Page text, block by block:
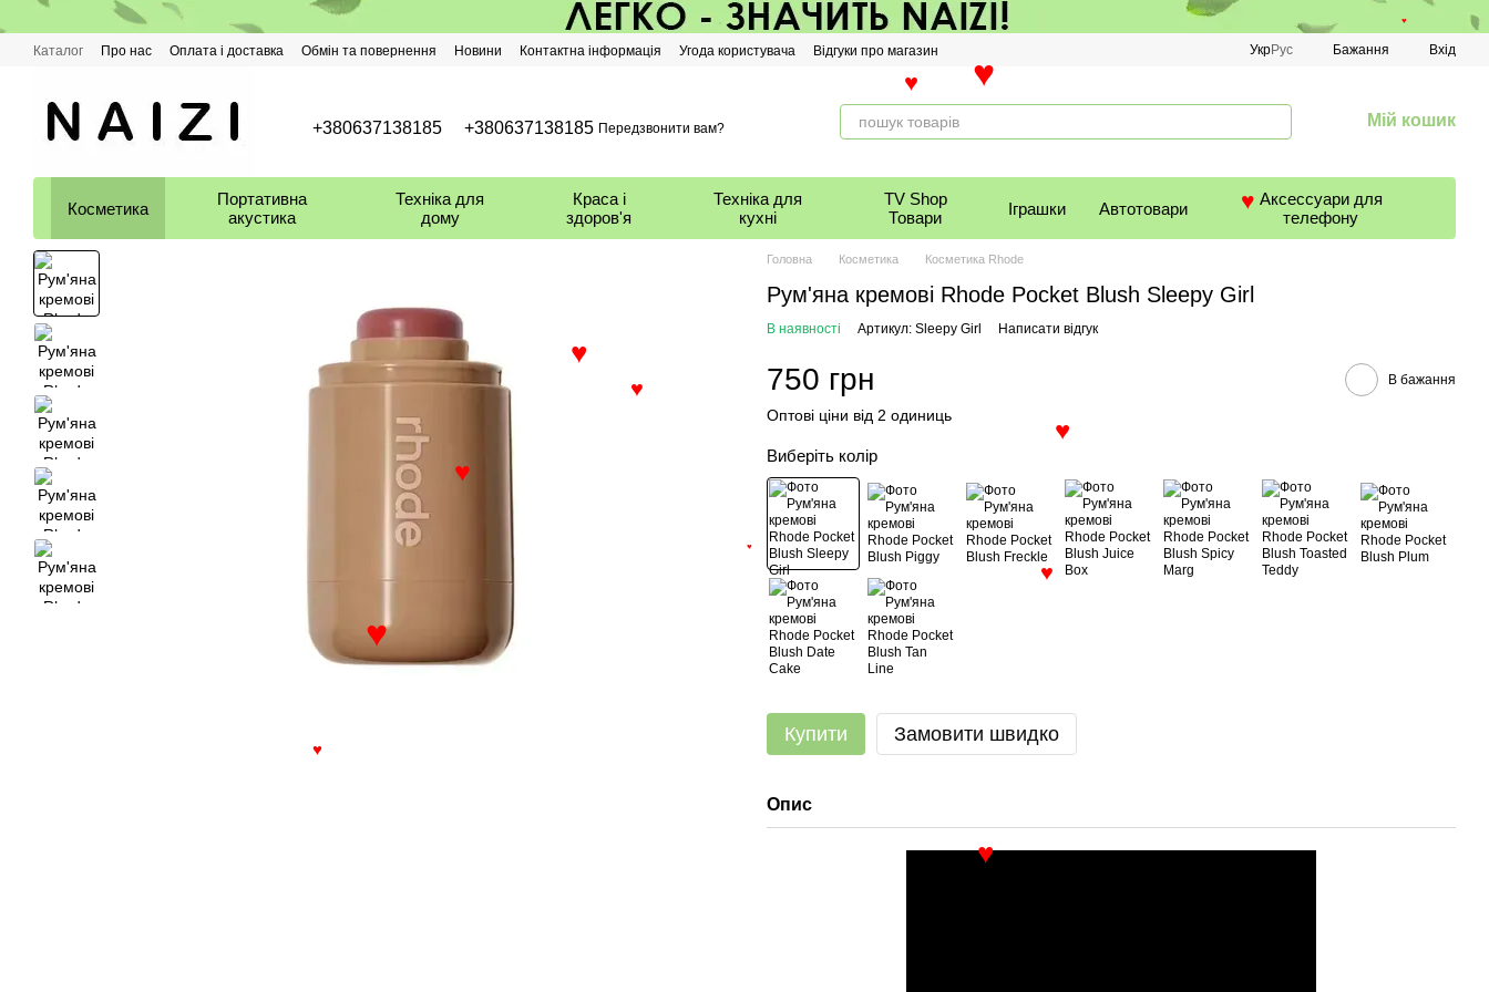
Перейти до основного контенту
Каталог Про нас Оплата і доставка Обмін та повернення Новини Контактна інформація Угода користувача Відгуки про магазин УкрРус Бажання Вхід
+380637138185 +380637138185 Передзвонити вам? Мій кошик
Косметика
Портативна
акустика
Техніка для
дому
Краса і
здоров'я
Техніка для
кухні
TV Shop
Товари
Іграшки Автотовари
Аксессуари для
телефону
Головна Косметика Косметика Rhode
Рум'яна кремові Rhode Pocket Blush Sleepy Girl
В наявності Артикул: Sleepy Girl Написати відгук
750 грн В бажання
Оптові ціни від 2 одиниць
Виберіть колір
Купити Замовити швидко
Опис
♥
♥
♥ ♥
♥
♥